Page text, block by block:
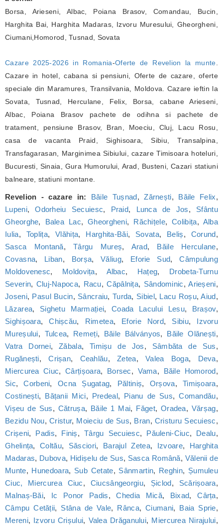
Borsa, Arieseni, Albac, Poiana Brasov, Comandau, Bucin,
Harghita Bai, Harghita Madaras, Izvoru Muresului, Gheorgheni,
Ciumani,Homorod, Tusnad, Sovata
Cazare 2025-2026 in Romania-Oferte de Revelion la munte
Cazare in hotel, cabana si pensiuni, Oferte de cazare, oferte
speciale din Maramures, Transilvania, Moldova. Cazare ieftin la
Sovata, Tusnad, Herculane, Felix, Borsa, cabane Arieseni,
Albac, Poiana Brasov pachete de odihna si pachete de
tratament, pensiune Brasov, Bran, Moeciu, Cluj, Lacu Rosu,
casa de vacanta Praid, Sighisoara, Sibiu, Transalpina,
Transfagarasan, Marginimea Sibiului, cazare Timisoara hoteluri,
Bucuresti, Sinaia, Gura Humorului, Arad, Busteni, Cazari statiuni
balneare, statiuni montane.
Revelion - cazare in: Băile Tușnad,Zărnești, Băile Felix,
Lupeni,Odorheiu Secuiesc, Praid, Lunca de Jos, Sfântu
Gheorghe, Balea Lac,Gheorgheni, Răchițele,Colibița, Alba
Iulia, Toplița,Vlăhița, Harghita-Băi, Sovata, Beliș, Corund,
Sasca Montană,Târgu Mureș, Arad, Băile Herculane,
Covasna, Liban, Borșa,Văliug, Eforie Sud,Câmpulung
Moldovenesc, Moldovița, Albac, Hațeg, Drobeta-Turnu
Severin, Cluj-Napoca, Racu,Căpâlnița, Sândominic,Arieșeni,
Joseni, Pasul Bucin, Sâncraiu, Turda, Sibiel, Lacu Roșu,Aiud,
Lăzarea, Sighetu Marmației,Coada Lacului Lesu, Brașov,
Sighișoara,Chișcău, Rimetea, Eforie Nord, Sibiu, Izvoru
Mureșului, Tulcea, Remeți, Băile Bálványos, Băile Olănești,
Vatra Dornei,Zăbala, Timișu de Jos, Sâmbăta de Sus,
Rugănești,Crișan, Ceahlău,Zetea,Valea Boga, Deva,
Miercurea Ciuc,Cârțișoara, Borsec, Vama, Băile Homorod,
Sic,Corbeni, Ocna Șugatag, Păltiniș, Orșova, Timișoara,
Costinești, Bățanii Mici, Predeal, Pianu de Sus,Comandău,
Vișeu de Sus, Cătrușa, Băile 1 Mai, Făget, Oradea, Vărșag,
Bezidu Nou,Cristur, Moieciu de Sus, Bran, Cristuru Secuiesc,
Crișeni, Padis, Finiș,Târgu Secuiesc, Păuleni-Ciuc, Dealu,
Ghelința,Coltău, Săsciori, Barajul Zetea, Izvoare, Harghita
Madaras, Dubova, Hidișelu de Sus, Sasca Română, Vălenii de
Munte, Hunedoara, Sub Cetate, Sânmartin, Reghin, Șumuleu
Ciuc, Miercurea Ciuc, Ciucsângeorgiu, Șiclod, Scărișoara,
Malnaș-Băi, Ic Ponor Padis,Chedia Mică, Bixad,Cârța,
Câmpu Cetății, Stâna de Vale, Rânca,Ciumani, Baia Sprie,
Mereni, Izvoru Crișului, Valea Drăganului, Miercurea Nirajului,